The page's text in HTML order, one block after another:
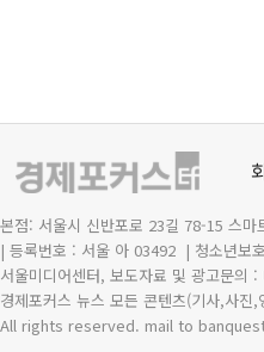
본점: 서울시 신반포로 23길 78-15 스
| 등록번호 : 서울 아 03492 | 청소년보
서울미디어센터, 보도자료 및 광고문
경제포커스 뉴스 모든 콘텐츠(기사,사
All rights reserved. mail to